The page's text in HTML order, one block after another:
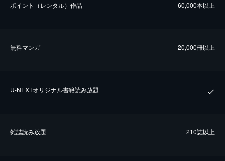
ポイント（レンタル）作品 60,000本以上
無料マンガ 20,000冊以上
U-NEXTオリジナル書籍読み放題
雑誌読み放題 210誌以上